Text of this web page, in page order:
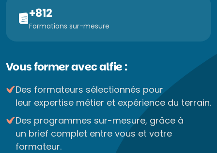
+812
Formations sur-mesure
Vous former avec alfie :
Des formateurs sélectionnés pour
leur expertise métier et expérience du terrain.
Des programmes sur-mesure, grâce à
un brief complet entre vous et votre
formateur.